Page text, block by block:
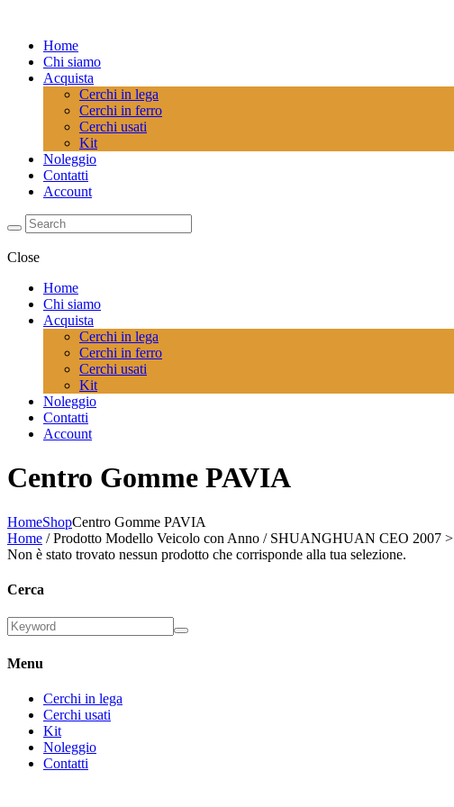
Home
Chi siamo
Acquista
Cerchi in lega
Cerchi in ferro
Cerchi usati
Kit
Noleggio
Contatti
Account
Close
Home
Chi siamo
Acquista
Cerchi in lega
Cerchi in ferro
Cerchi usati
Kit
Noleggio
Contatti
Account
Centro Gomme PAVIA
HomeShopCentro Gomme PAVIA
Home / Prodotto Modello Veicolo con Anno / SHUANGHUAN CEO 2007 >
Non è stato trovato nessun prodotto che corrisponde alla tua selezione.
Cerca
Menu
Cerchi in lega
Cerchi usati
Kit
Noleggio
Contatti